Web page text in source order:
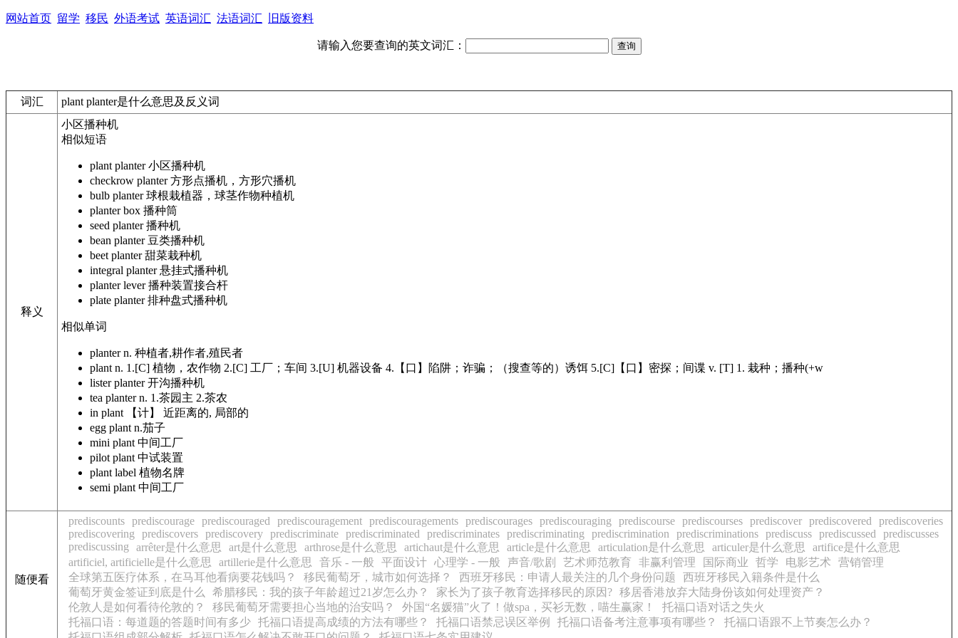
网站首页 留学 移民 外语考试 英语词汇 法语词汇 旧版资料
请输入您要查询的英文词汇：
词汇 plant planter是什么意思及反义词
释义
小区播种机
相似短语
plant planter小区播种机
checkrow planter方形点播机，方形穴播机
bulb planter球根栽植器，球茎作物种植机
planter box 播种筒
seed planter播种机
bean planter 豆类播种机
beet planter甜菜栽种机
integral planter悬挂式播种机
planter lever播种装置接合杆
plate planter排种盘式播种机
相似单词
plantern. 种植者,耕作者,殖民者
plant n. 1.[C] 植物，农作物 2.[C] 工厂；车间 3.[U] 机器设备 4.【口】陷阱；诈骗；（搜查等的）诱饵 5.[C]【口】密探；间谍 v. [T] 1. 栽种；播种(+w
lister planter开沟播种机
tea plantern. 1.茶园主 2.茶农
in plant
【计】 近距离的, 局部的
egg plant n.茄子
mini plant 中间工厂
pilot plant 中试装置
plant label 植物名牌
semi plant 中间工厂
随便看
prediscounts prediscourage prediscouraged prediscouragement prediscouragements prediscourages prediscouraging prediscourse prediscourses prediscover prediscovered
prediscoveries
prediscovering
prediscovers prediscovery prediscriminate prediscriminated prediscriminates prediscriminating prediscrimination prediscriminations prediscuss prediscussed
prediscusses
prediscussing
arrêter是什么意思 art是什么意思 arthrose是什么意思 artichaut是什么意思 article是什么意思 articulation是什么意思 articuler是什么意思
artifice是什么意思
artificiel, artificielle是什么意思
artillerie是什么意思 音乐 - 一般 平面设计 心理学 - 一般 声音/歌剧 艺术师范教育 非赢利管理 国际商业 哲学 电影艺术 营销管理
全球第五医疗体系，在马耳他看病要花钱吗？
移民葡萄牙，城市如何选择？ 西班牙移民：申请人最关注的几个身份问题
西班牙移民入籍条件是什么
葡萄牙黄金签证到底是什么
希腊移民：我的孩子年龄超过21岁怎么办？ 家长为了孩子教育选择移民的原因? 移居香港放弃大陆身份该如何处理资产？
伦敦人是如何看待伦敦的？
移民葡萄牙需要担心当地的治安吗？ 外国“名媛猫”火了！做spa，买衫无数，喵生赢家！
托福口语对话之失火
托福口语：每道题的答题时间有多少 托福口语提高成绩的方法有哪些？ 托福口语禁忌误区举例 托福口语备考注意事项有哪些？
托福口语跟不上节奏怎么办？